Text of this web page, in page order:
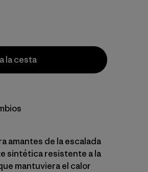
la cesta
amantes de la escalada
sintética resistente a la
mantuviera el calor